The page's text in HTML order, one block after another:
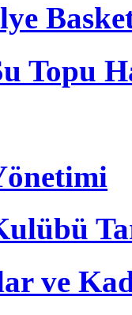
Topu
ve